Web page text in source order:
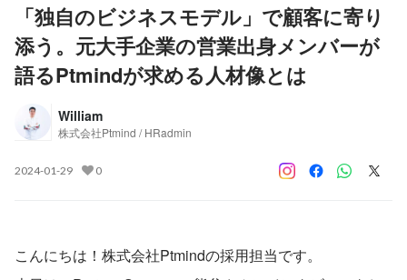
「独自のビジネスモデル」で顧客に寄り
添う。元大手企業の営業出身メンバーが
語るPtmindが求める人材像とは
William
株式会社Ptmind / HRadmin
2024-01-29 0
こんにちは！株式会社Ptmindの採用担当です。